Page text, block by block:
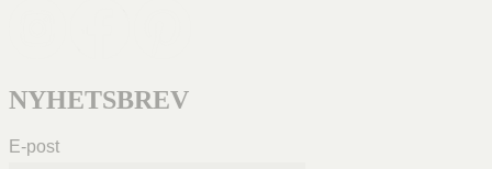
NYHETSBREV
E-post